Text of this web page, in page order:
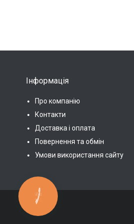
Інформація
Про компанію
Контакти
Доставка і оплата
Повернення та обмін
Умови використання сайту
КНОПКА
ЗВ'ЯЗКУ